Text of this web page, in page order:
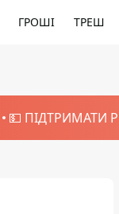
ГРОШІ ТРЕШ
💵 ПІДТРИМАТИ